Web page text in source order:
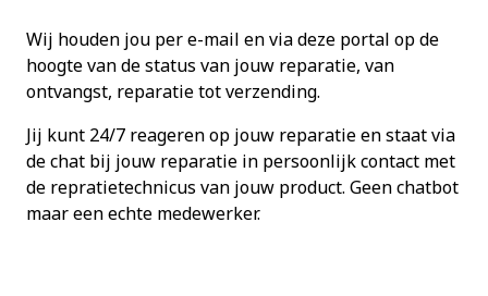
Wij houden jou per e-mail en via deze portal op de
hoogte van de status van jouw reparatie, van
ontvangst, reparatie tot verzending.
Jij kunt 24/7 reageren op jouw reparatie en staat via
de chat bij jouw reparatie in persoonlijk contact met
de repratietechnicus van jouw product. Geen chatbot
maar een echte medewerker.